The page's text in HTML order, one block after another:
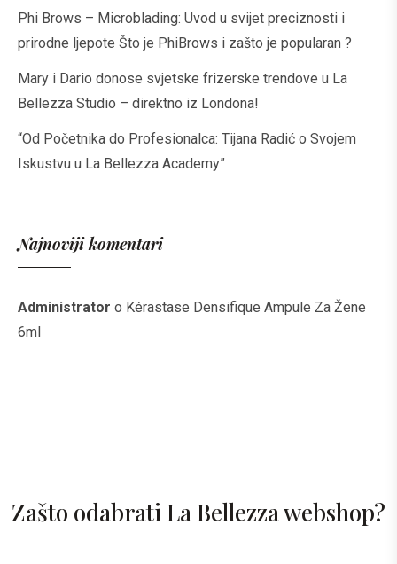
Phi Brows – Microblading: Uvod u svijet preciznosti i
prirodne ljepote Što je PhiBrows i zašto je popularan ?
Mary i Dario donose svjetske frizerske trendove u La
Bellezza Studio – direktno iz Londona!
“Od Početnika do Profesionalca: Tijana Radić o Svojem
Iskustvu u La Bellezza Academy”
Najnoviji komentari
Administrator o Kérastase Densifique Ampule Za Žene
6ml
Zašto odabrati La Bellezza webshop?